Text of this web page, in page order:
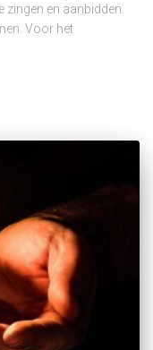
en aanbidden.
Voor het